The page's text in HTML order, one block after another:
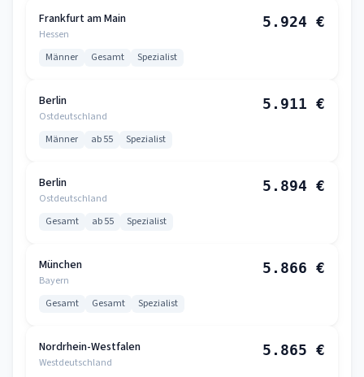
Frankfurt am Main
Hessen
5.924 €
Männer Gesamt Spezialist
Berlin
Ostdeutschland
5.911 €
Männer ab 55 Spezialist
Berlin
Ostdeutschland
5.894 €
Gesamt ab 55 Spezialist
München
Bayern
5.866 €
Gesamt Gesamt Spezialist
Nordrhein-Westfalen
Westdeutschland
5.865 €